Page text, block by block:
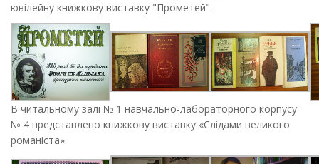
ювілейну книжкову виставку "Прометей".
В читальному залі № 1 навчально-лабораторного корпусу
№ 4 представлено книжкову виставку «Слідами великого
романіста».